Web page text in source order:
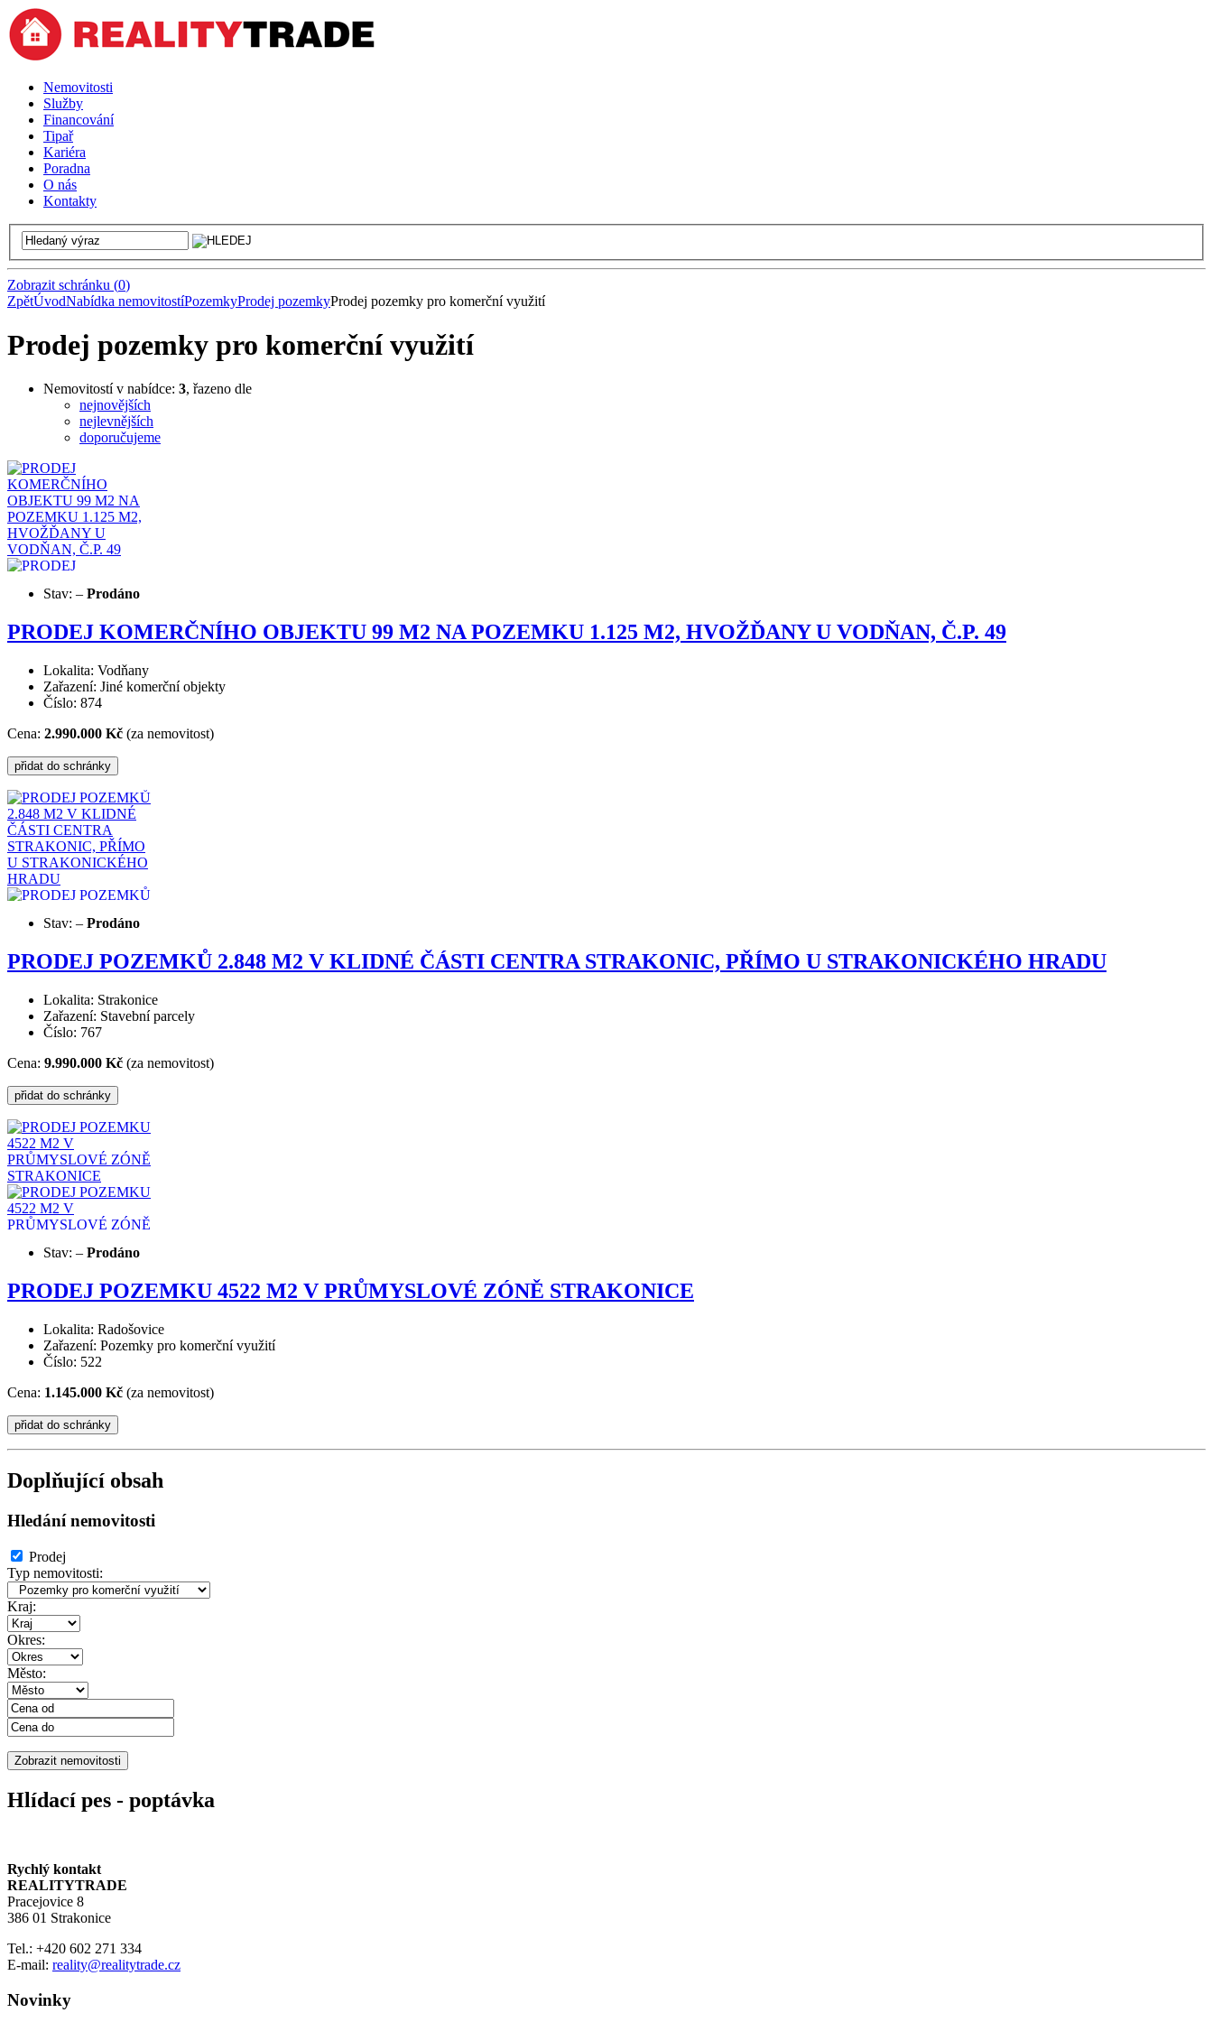
Nemovitosti
Služby
Financování
Tipař
Kariéra
Poradna
O nás
Kontakty
Zobrazit schránku (0)
ZpětÚvodNabídka nemovitostíPozemkyProdej pozemkyProdej pozemky pro komerční využití
Prodej pozemky pro komerční využití
Nemovitostí v nabídce: 3, řazeno dle
nejnovějších
nejlevnějších
doporučujeme
Stav: – Prodáno
PRODEJ KOMERČNÍHO OBJEKTU 99 M2 NA POZEMKU 1.125 M2, HVOŽĎANY U VODŇAN, Č.P. 49
Lokalita: Vodňany
Zařazení: Jiné komerční objekty
Číslo: 874
Cena: 2.990.000 Kč (za nemovitost)
Stav: – Prodáno
PRODEJ POZEMKŮ 2.848 M2 V KLIDNÉ ČÁSTI CENTRA STRAKONIC, PŘÍMO U STRAKONICKÉHO HRADU
Lokalita: Strakonice
Zařazení: Stavební parcely
Číslo: 767
Cena: 9.990.000 Kč (za nemovitost)
Stav: – Prodáno
PRODEJ POZEMKU 4522 M2 V PRŮMYSLOVÉ ZÓNĚ STRAKONICE
Lokalita: Radošovice
Zařazení: Pozemky pro komerční využití
Číslo: 522
Cena: 1.145.000 Kč (za nemovitost)
Doplňující obsah
Hledání nemovitosti
Prodej
Typ nemovitosti:
Kraj:
Okres:
Město:
Hlídací pes - poptávka
Rychlý kontakt
REALITYTRADE
Pracejovice 8
386 01 Strakonice
Tel.: +420 602 271 334
E-mail: reality@realitytrade.cz
Novinky